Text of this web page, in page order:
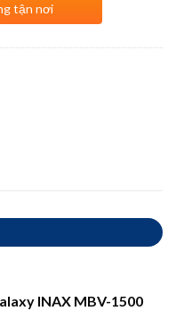
tận nơi
INAX MBV-1500